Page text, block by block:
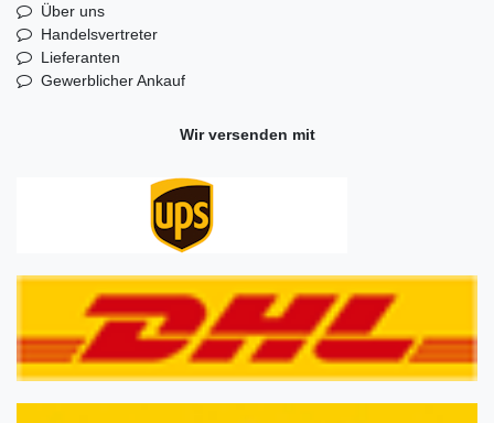
Über uns
Handelsvertreter
Lieferanten
Gewerblicher Ankauf
Wir versenden mit